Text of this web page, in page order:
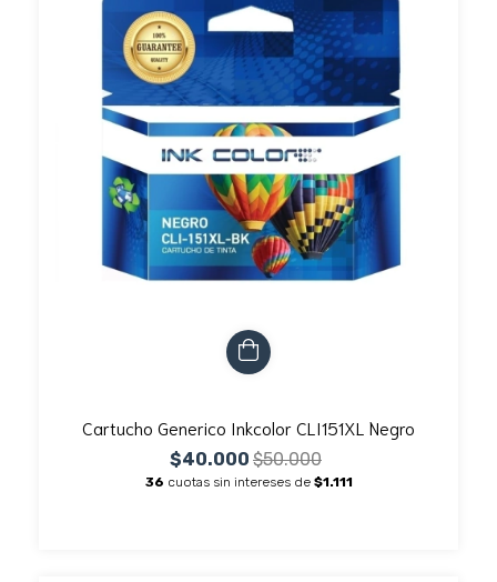
Cartucho Generico Inkcolor CLI151XL Negro
$40.000 $50.000
36 cuotas sin intereses de $1.111